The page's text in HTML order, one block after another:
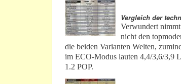
Vergleich der
Verwundert
nicht den
die beiden Varianten Welten,
im ECO-Modus lauten 4,4/3,6/3,9
1.2 POP.